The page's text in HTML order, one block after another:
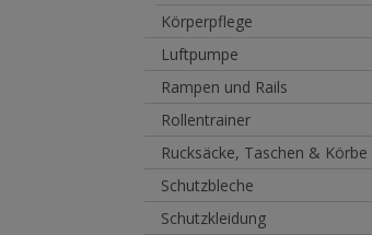
Körperpflege
Luftpumpe
Rampen und Rails
Rollentrainer
Rucksäcke, Taschen & Körbe
Schutzbleche
Schutzkleidung